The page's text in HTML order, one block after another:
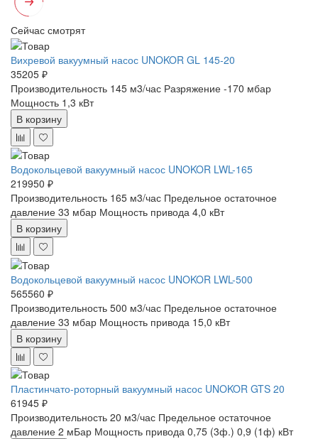
Сейчас смотрят
Вихревой вакуумный насос UNOKOR GL 145-20
35205 ₽
Производительность 145 м3/час Разряжение -170 мбар
Мощность 1,3 кВт
В корзину
Водокольцевой вакуумный насос UNOKOR LWL-165
219950 ₽
Производительность 165 м3/час Предельное остаточное
давление 33 мбар Мощность привода 4,0 кВт
В корзину
Водокольцевой вакуумный насос UNOKOR LWL-500
565560 ₽
Производительность 500 м3/час Предельное остаточное
давление 33 мбар Мощность привода 15,0 кВт
В корзину
Пластинчато-роторный вакуумный насос UNOKOR GTS 20
61945 ₽
Производительность 20 м3/час Предельное остаточное
давление 2 мБар Мощность привода 0,75 (3ф.) 0,9 (1ф) кВт